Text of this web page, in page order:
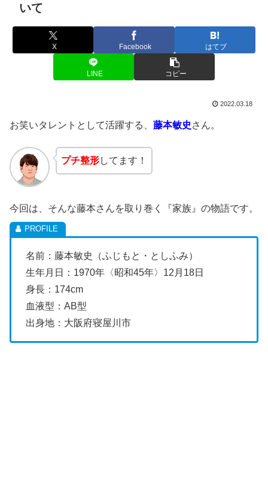
いて
X Facebook はてブ
LINE コピー
2022.03.18
お笑いタレントとして活躍する、 藤本敏史 さん。
プチ整形してます！
今回は、そんな藤本さんを取り巻く『家族』の物語です。
名前：藤本敏史（ふじもと・としふみ）
生年月日：1970年〈昭和45年〉12月18日
身長：174cm
血液型：AB型
出身地：大阪府寝屋川市